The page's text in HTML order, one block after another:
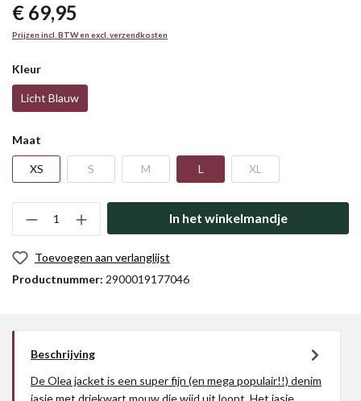
€ 69,95
Prijzen incl. BTW en excl. verzendkosten
Kleur
Licht Blauw
Maat
XS S M L XL
In het winkelmandje
Toevoegen aan verlanglijst
Productnummer: 2900019177046
Beschrijving
De Olea jacket is een super fijn (en mega populair!!) denim
jasje met driekwart mouw die wijd uit loopt. Het jasje